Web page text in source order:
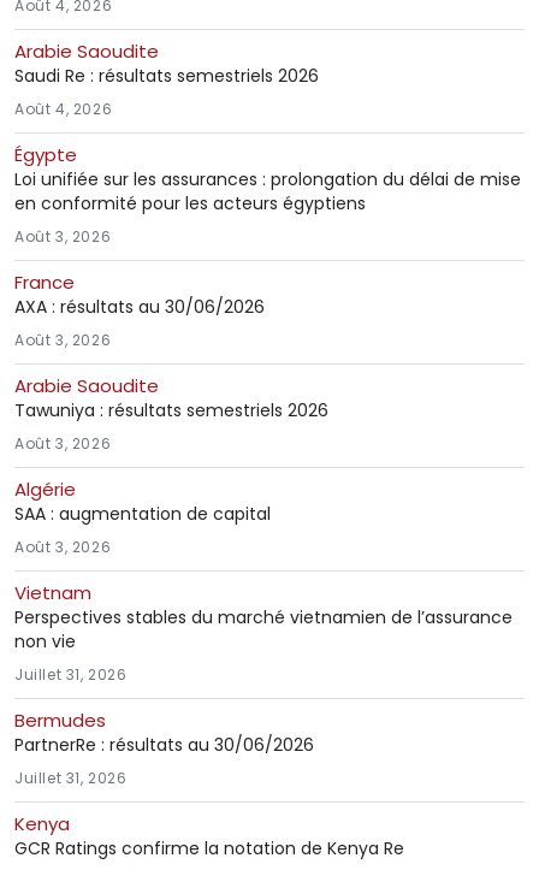
Août 4, 2026
Arabie Saoudite
Saudi Re : résultats semestriels 2026
Août 4, 2026
Égypte
Loi unifiée sur les assurances : prolongation du délai de mise
en conformité pour les acteurs égyptiens
Août 3, 2026
France
AXA : résultats au 30/06/2026
Août 3, 2026
Arabie Saoudite
Tawuniya : résultats semestriels 2026
Août 3, 2026
Algérie
SAA : augmentation de capital
Août 3, 2026
Vietnam
Perspectives stables du marché vietnamien de l’assurance
non vie
Juillet 31, 2026
Bermudes
PartnerRe : résultats au 30/06/2026
Juillet 31, 2026
Kenya
GCR Ratings confirme la notation de Kenya Re